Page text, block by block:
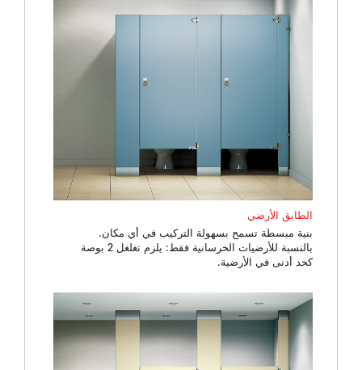
الطابق الأرضي
بنية مبسطة تسمح بسهولة التركيب في أي مكان.
بالنسبة للأرضيات الخرسانية فقط: يلزم تغلغل 2 بوصة
كحد أدنى في الأرضية.